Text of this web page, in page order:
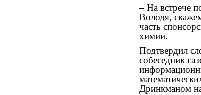
– На встрече
Володя,
часть
химии.
Подтвердил
собеседник
Дринкманом